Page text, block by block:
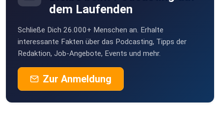
dem Laufenden
Schließe Dich 26.000+ Menschen an. Erhalte
interessante Fakten über das Podcasting, Tipps der
Redaktion, Job-Angebote, Events und mehr.
Zur Anmeldung